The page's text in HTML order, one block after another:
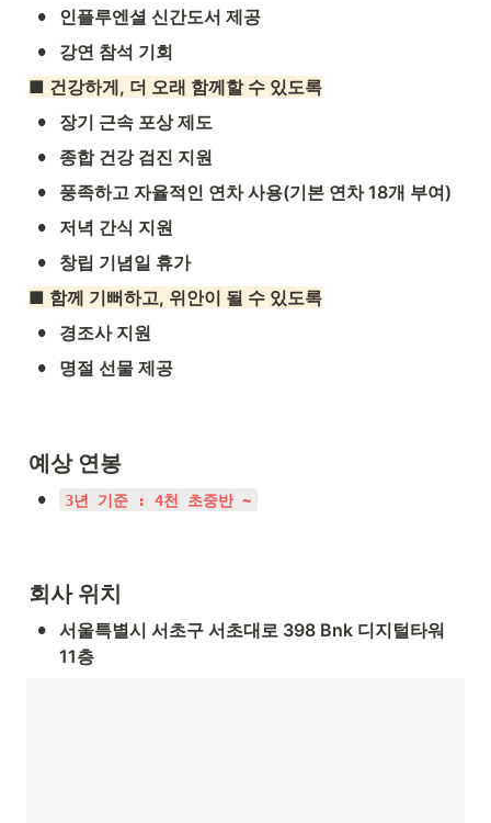
• 인플루엔셜 신간도서 제공
•
강연 참석 기회
■ 건강하게, 더 오래 함께할 수 있도록
• 장기 근속 포상 제도
• 종합 건강 검진 지원
• 풍족하고 자율적인 연차 사용(기본 연차 18개 부여)
• 저녁 간식 지원
•
창립 기념일 휴가
■ 함께 기뻐하고, 위안이 될 수 있도록
• 경조사 지원
• 명절 선물 제공
예상 연봉
• 3년 기준 : 4천 초중반 ~
회사 위치
• 서울특별시 서초구 서초대로 398 Bnk 디지털타워
11층